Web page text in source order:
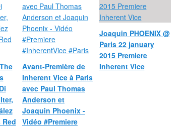
Avant-Première de
Inherent Vice à Paris
avec Paul Thomas
Anderson et
Joaquin Phoenix -
Vidéo #Premiere
Joaquin PHOENIX @
Paris 22 january
2015 Premiere
Inherent Vice